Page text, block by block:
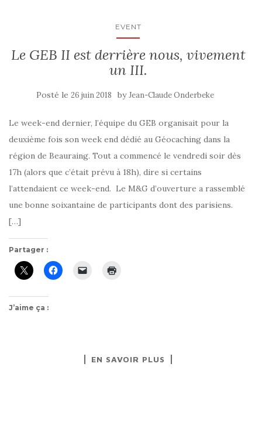
EVENT
Le GEB II est derrière nous, vivement
un III.
Posté le 26 juin 2018 byJean-Claude Onderbeke
Le week-end dernier, l’équipe du GEB organisait pour la
deuxième fois son week end dédié au Géocaching dans la
région de Beauraing. Tout a commencé le vendredi soir dès
17h (alors que c’était prévu à 18h), dire si certains
l’attendaient ce week-end. Le M&G d’ouverture a rassemblé
une bonne soixantaine de participants dont des parisiens.
[…]
Partager :
J’aime ça :
EN SAVOIR PLUS